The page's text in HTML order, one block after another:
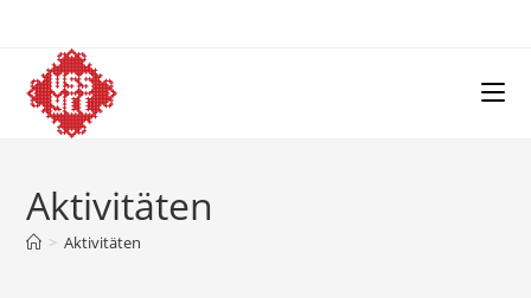
content
Aktivitäten
> Aktivitäten